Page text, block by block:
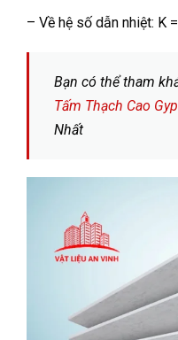
– Về hệ số dẫn nhiệt: K
Bạn có thể tham
Tấm Thạch Cao
Nhất